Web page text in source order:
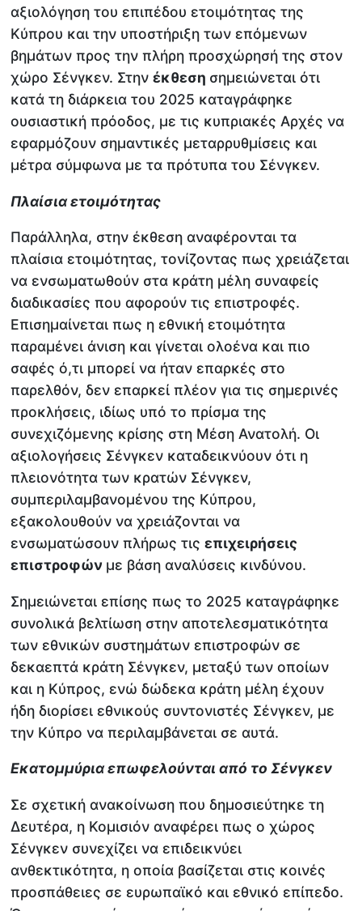
αξιολόγηση του επιπέδου ετοιμότητας της
Κύπρου και την υποστήριξη των επόμενων
βημάτων προς την πλήρη προσχώρησή της στον
χώρο Σένγκεν. Στηνέκθεση σημειώνεται ότι
κατά τη διάρκεια του 2025 καταγράφηκε
ουσιαστική πρόοδος, με τις κυπριακές Αρχές να
εφαρμόζουν σημαντικές μεταρρυθμίσεις και
μέτρα σύμφωνα με τα πρότυπα του Σένγκεν.
Πλαίσια ετοιμότητας
Παράλληλα, στην έκθεση αναφέρονται τα
πλαίσια ετοιμότητας, τονίζοντας πως χρειάζεται
να ενσωματωθούν στα κράτη μέλη συναφείς
διαδικασίες που αφορούν τις επιστροφές.
Επισημαίνεται πως η εθνική ετοιμότητα
παραμένει άνιση και γίνεται ολοένα και πιο
σαφές ό,τι μπορεί να ήταν επαρκές στο
παρελθόν, δεν επαρκεί πλέον για τις σημερινές
προκλήσεις, ιδίως υπό το πρίσμα της
συνεχιζόμενης κρίσης στη Μέση Ανατολή. Οι
αξιολογήσεις Σένγκεν καταδεικνύουν ότι η
πλειονότητα των κρατών Σένγκεν,
συμπεριλαμβανομένου της Κύπρου,
εξακολουθούν να χρειάζονται να
ενσωματώσουν πλήρως τιςεπιχειρήσεις
επιστροφών με βάση αναλύσεις κινδύνου.
Σημειώνεται επίσης πως το 2025 καταγράφηκε
συνολικά βελτίωση στην αποτελεσματικότητα
των εθνικών συστημάτων επιστροφών σε
δεκαεπτά κράτη Σένγκεν, μεταξύ των οποίων
και η Κύπρος, ενώ δώδεκα κράτη μέλη έχουν
ήδη διορίσει εθνικούς συντονιστές Σένγκεν, με
την Κύπρο να περιλαμβάνεται σε αυτά.
Εκατομμύρια επωφελούνται από το Σένγκεν
Σε σχετική ανακοίνωση που δημοσιεύτηκε τη
Δευτέρα, η Κομισιόν αναφέρει πως ο χώρος
Σένγκεν συνεχίζει να επιδεικνύει
ανθεκτικότητα, η οποία βασίζεται στις κοινές
προσπάθειες σε ευρωπαϊκό και εθνικό επίπεδο.